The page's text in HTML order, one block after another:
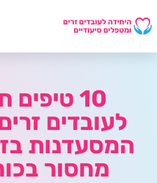
10 טיפים
לעובדים
המסעדנות
מחסור